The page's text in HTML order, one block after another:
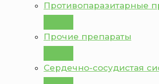
Противопаразитарные
Прочие препараты
Сердечно-сосудистая